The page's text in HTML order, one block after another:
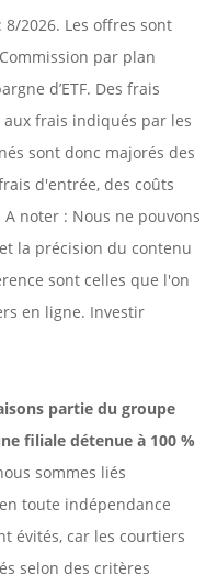
8/2026. Les offres sont
par plan
d’ETF. Des frais
frais indiqués par les
sont donc majorés des
d'entrée, des coûts
noter : Nous ne pouvons
la précision du contenu
sont celles que l'on
en ligne. Investir
partie du groupe
filiale détenue à 100 %
sommes liés
toute indépendance
évités, car les courtiers
selon des critères